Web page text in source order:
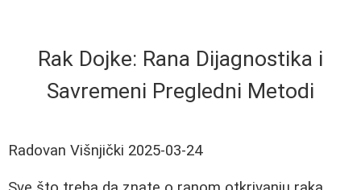
Rak Dojke: Rana Dijagnostika i
Savremeni Pregledni Metodi
Radovan Višnjički 2025-03-24